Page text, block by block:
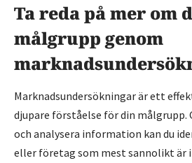
Ta reda på mer om
målgrupp genom
Marknadsundersökningar är ett
djupare förståelse för din målgrupp.
och analysera information kan du
eller företag som mest sannolikt är